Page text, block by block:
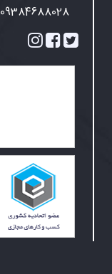
09384688028